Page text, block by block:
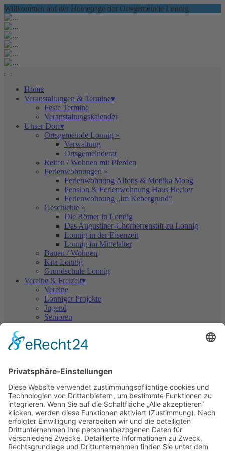
Willkommen auf der Homepage der Ortsgemeinde Lonnig
Home
Veranstaltungen & Termine▾
Feste Termine
Veranstaltungskalender
Unser Dorf▾
Ortsgemeinde Lonnig »
Verwaltung
Ortsgemeinderat
Reiten / Wohnen mit Pferden
Ferienwohnungen »
Ferienwohnung Alfons & Monika Moog
Pension & Ferienwohnung Haus Becker
Ferienwohnung „Im Kebergrund“
Geschichte »
Die Römer in Lonnig
Das Augustiner-Chorherrenstift zu Lonnig
Lonnig in der Eisenzeit
Lonnig im Mittelalter
Bauen / Wohnen
Kita Lonnig
Grundschule Lonnig
Vereine & Freizeit▾
Vereine
Lonniger Projekte
Jugend
Senioren
Wandern
Bürgerservice▾
Notfallrufnummern
Bauen / Wohnen
Baugebiete